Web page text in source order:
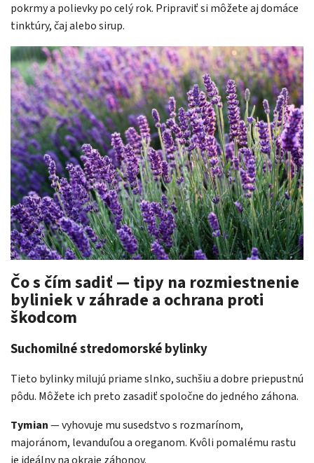
pokrmy a polievky po celý rok. Pripraviť si môžete aj domáce
tinktúry, čaj alebo sirup.
Čo s čím sadiť — tipy na rozmiestnenie
byliniek v záhrade a ochrana proti
škodcom
Suchomilné stredomorské bylinky
Tieto bylinky milujú priame slnko, suchšiu a dobre priepustnú
pôdu. Môžete ich preto zasadiť spoločne do jedného záhona.
Tymian— vyhovuje mu susedstvo s rozmarínom,
majoránom, levanduľou a oreganom. Kvôli pomalému rastu